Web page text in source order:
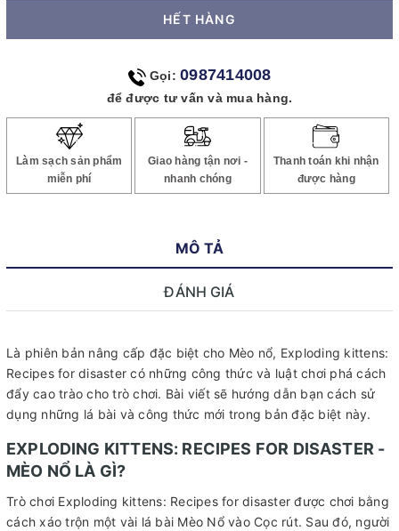
HẾT HÀNG
Gọi: 0987414008
để được tư vấn và mua hàng.
Làm sạch sản phẩm
miễn phí
Giao hàng tận nơi -
nhanh chóng
Thanh toán khi nhận
được hàng
MÔ TẢ
ĐÁNH GIÁ
Là phiên bản nâng cấp đặc biệt cho Mèo nổ, Exploding kittens:
Recipes for disaster có những công thức và luật chơi phá cách
đẩy cao trào cho trò chơi. Bài viết sẽ hướng dẫn bạn cách sử
dụng những lá bài và công thức mới trong bản đặc biệt này.
EXPLODING KITTENS: RECIPES FOR DISASTER -
MÈO NỔ LÀ GÌ?
Trò chơi Exploding kittens: Recipes for disaster được chơi bằng
cách xáo trộn một vài lá bài Mèo Nổ vào Cọc rút. Sau đó, người